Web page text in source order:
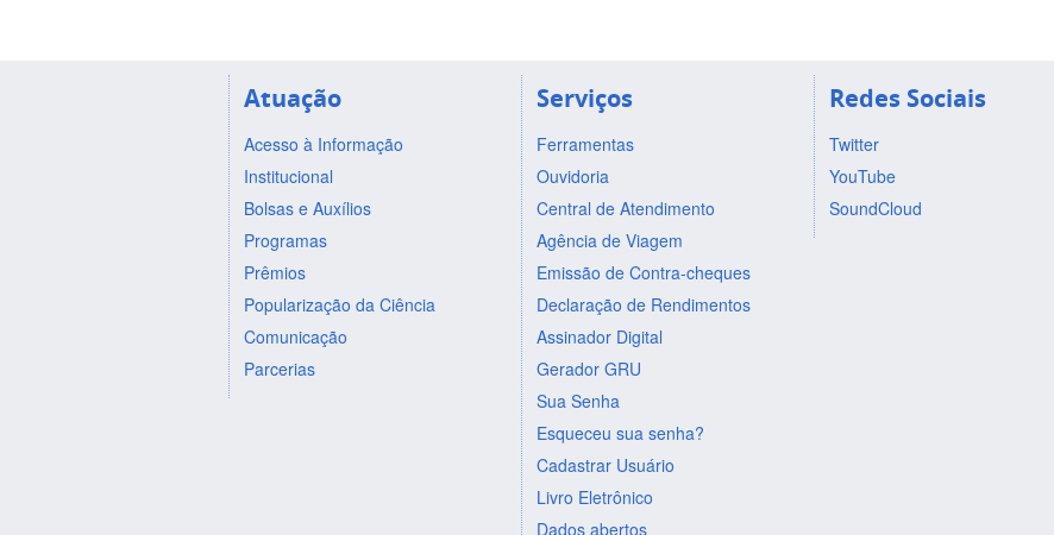
Atuação
Acesso à Informação
Institucional
Bolsas e Auxílios
Programas
Prêmios
Popularização da Ciência
Comunicação
Parcerias
Serviços
Ferramentas
Ouvidoria
Central de Atendimento
Agência de Viagem
Emissão de Contra-cheques
Declaração de Rendimentos
Assinador Digital
Gerador GRU
Sua Senha
Esqueceu sua senha?
Cadastrar Usuário
Livro Eletrônico
Dados abertos
Redes Sociais
Twitter
YouTube
SoundCloud